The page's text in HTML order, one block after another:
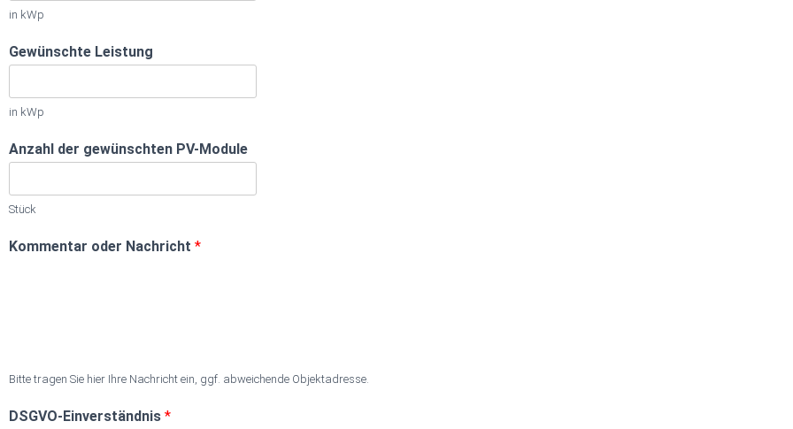
in kWp
Gewünschte Leistung
in kWp
Anzahl der gewünschten PV-Module
Stück
Kommentar oder Nachricht *
Bitte tragen Sie hier Ihre Nachricht ein, ggf. abweichende Objektadresse.
DSGVO-Einverständnis *